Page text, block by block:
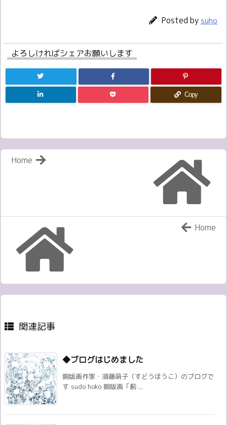
Posted by suho
よろしければシェアお願いします
Copy
Home
Home
関連記事
◆ブログはじめました
銅版画作家・須藤萌子（すどうほうこ）のブログで
す sudo hoko 銅版画「薊 ...